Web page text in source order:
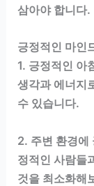
삼아야 합니다.
긍정적인 마인
1. 긍정적인 아
생각과 에너지
수 있습니다.
2. 주변 환경에
정적인 사람들
것을 최소화해